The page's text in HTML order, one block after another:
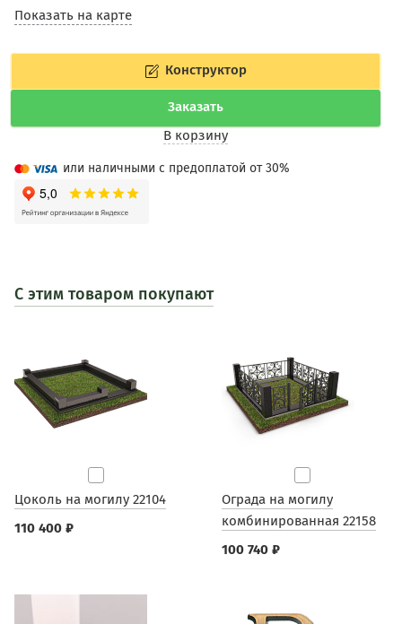
Показать на карте
Конструктор
Заказать
В корзину
или наличными с предоплатой от 30%
С этим товаром покупают
Цоколь на могилу 22104
110 400 ₽
Ограда на могилу
комбинированная 22158
100 740 ₽